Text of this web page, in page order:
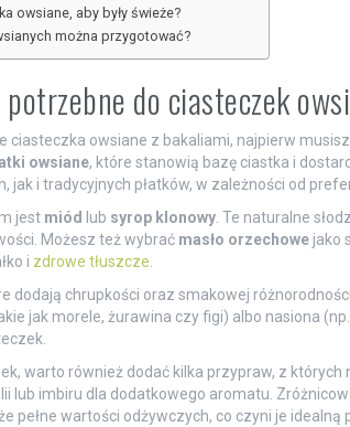
owsiane, aby były świeże?
można przygotować?
potrzebne do ciasteczek
ciasteczka owsiane z bakaliami, najpierw
owsiane, które stanowią bazę ciastka i
jak i tradycyjnych płatków, w zależności od
jest miód lub syrop klonowy. Te naturalne
Możesz też wybrać masło orzechowejako
i zdrowe tłuszcze.
dodają chrupkości oraz smakowej
jak morele, żurawina czy figi) albo nasiona (np.
warto również dodać kilka przypraw, z
lub imbiru dla dodatkowego aromatu.
pełne wartości odżywczych, co czyni je idealną